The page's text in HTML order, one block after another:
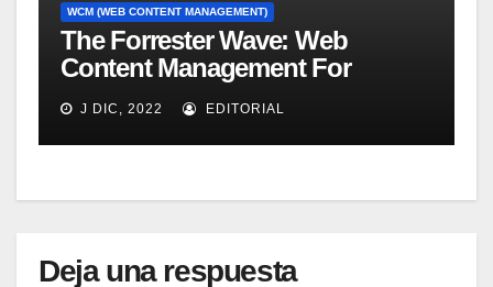
WCM (WEB CONTENT MANAGEMENT)
The Forrester Wave: Web
Content Management For
Online Customer Experience, Q3
2011
J DIC, 2022 EDITORIAL
Deja una respuesta